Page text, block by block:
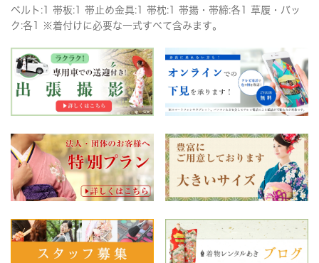
ベルト:1 帯板:1 帯止め金具:1 帯枕:1 帯揚・帯締:各1 草履・バッ
ク:各1 ※着付けに必要な一式すべて含みます。